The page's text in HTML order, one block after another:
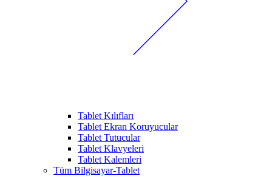
Tablet Kılıfları
Tablet Ekran Koruyucular
Tablet Tutucular
Tablet Klavyeleri
Tablet Kalemleri
Tüm Bilgisayar-Tablet